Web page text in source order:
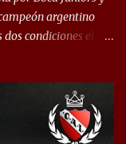
argentino
condiciones el
los cuales sólo los
los 3ros. mejores de
¡Este año hay